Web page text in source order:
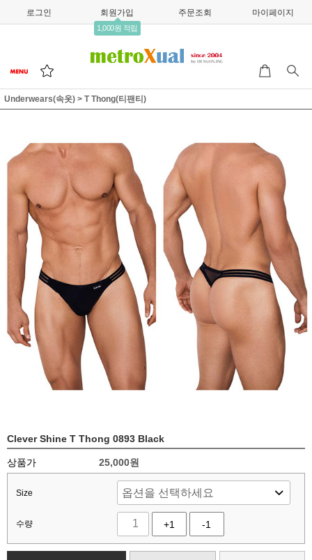
로그인 회원가입
1,000원 적립
주문조회 마이페이지
Underwears(속옷) > T Thong(티팬티)
Clever Shine T Thong 0893 Black
상품가 25,000원
Size
수량 +1 -1